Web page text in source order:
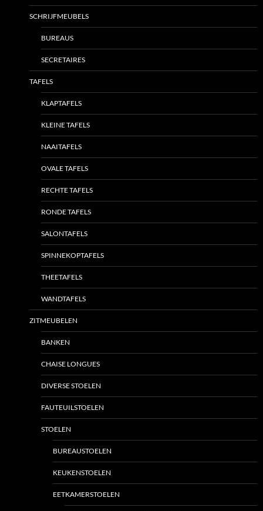
SCHRIJFMEUBELS
BUREAUS
SECRETAIRES
TAFELS
KLAPTAFELS
KLEINE TAFELS
NAAITAFELS
OVALE TAFELS
RECHTE TAFELS
RONDE TAFELS
SALONTAFELS
SPINNEKOPTAFELS
THEETAFELS
WANDTAFELS
ZITMEUBELEN
BANKEN
CHAISE LONGUES
DIVERSE STOELEN
FAUTEUILSTOELEN
STOELEN
BUREAUSTOELEN
KEUKENSTOELEN
EETKAMERSTOELEN